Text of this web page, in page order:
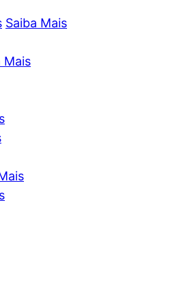
Saiba Mais
Mais